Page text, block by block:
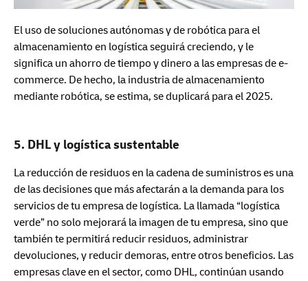
El uso de soluciones autónomas y de robótica para el
almacenamiento en logística seguirá creciendo, y le
significa un ahorro de tiempo y dinero a las empresas de e-
commerce. De hecho, la industria de almacenamiento
mediante robótica, se estima, se duplicará para el 2025.
5. DHL y logística sustentable
La reducción de residuos en la cadena de suministros es una
de las decisiones que más afectarán a la demanda para los
servicios de tu empresa de logística. La llamada “logística
verde” no solo mejorará la imagen de tu empresa, sino que
también te permitirá reducir residuos, administrar
devoluciones, y reducir demoras, entre otros beneficios. Las
empresas clave en el sector, como DHL, continúan usando